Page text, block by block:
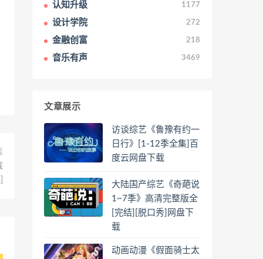
认知升级 1177
设计学院 272
金融创富 218
音乐有声 3469
文章展示
访谈综艺《鲁豫有约一
日行》[1-12季全集]百
度云网盘下载
大陆国产综艺《奇葩说
1~7季》高清完整版全
[完结][脱口秀]网盘下
载
动画动漫《假面骑士太